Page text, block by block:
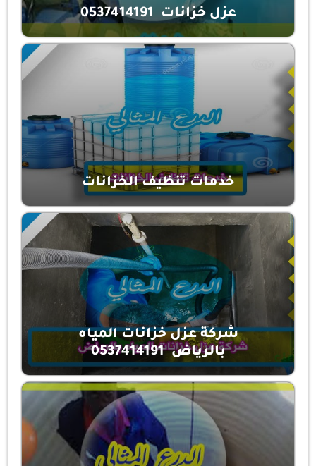
عزل خزانات 0537414191
خدمات تنظيف الخزانات
شركة عزل خزانات المياه
بالرياض 0537414191